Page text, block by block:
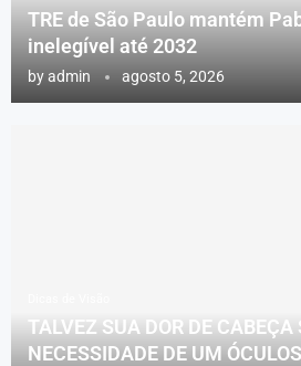
TRE de São Paulo mantém
inelegível até 2032
byadmin agosto 5, 2026
TALVEZ SUA DOR DE CABEÇA
NECESSIDADE DE UM